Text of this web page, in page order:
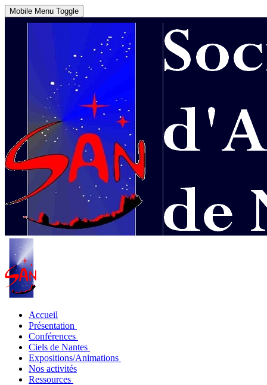
Mobile Menu Toggle
Accueil
Présentation
Conférences
Ciels de Nantes
Expositions/Animations
Nos activités
Ressources